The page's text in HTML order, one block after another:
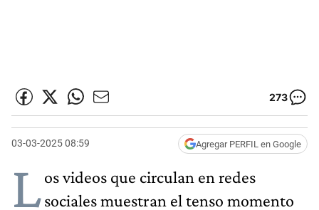
273
03-03-2025 08:59 Agregar PERFIL en Google
Los videos que circulan en redes
sociales muestran el tenso momento